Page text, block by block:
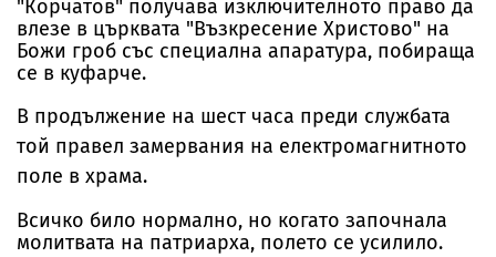
"Корчатов" получава изключителното право да
влезе в църквата "Възкресение Христово" на
Божи гроб със специална апаратура, побираща
се в куфарче.
В продължение на шест часа преди службата
той правел замервания на електромагнитното
поле в храма.
Всичко било нормално, но когато започнала
молитвата на патриарха, полето се усилило.